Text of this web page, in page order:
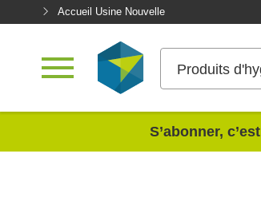
Accueil Usine Nouvelle
Produits
S’abonner,